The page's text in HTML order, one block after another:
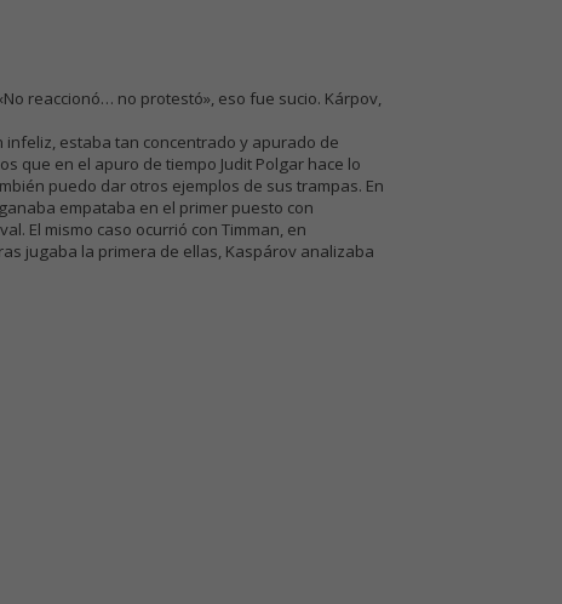
reaccionó… no protestó», eso fue sucio. Kárpov,
infeliz, estaba tan concentrado y apurado de
que en el apuro de tiempo Judit Polgar hace lo
puedo dar otros ejemplos de sus trampas. En
empataba en el primer puesto con
El mismo caso ocurrió con Timman, en
jugaba la primera de ellas, Kaspárov analizaba